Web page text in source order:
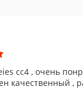
cc4 , очень
качественный ,